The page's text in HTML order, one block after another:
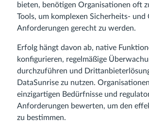
bieten, benötigen Organisationen oft
Tools, um komplexen Sicherheits- und
Anforderungen gerecht zu werden.
Erfolg hängt davon ab, native
konfigurieren, regelmäßige
durchzuführen und
DataSunrise zu nutzen.
einzigartigen Bedürfnisse und
Anforderungen bewerten, um den
zu bestimmen.